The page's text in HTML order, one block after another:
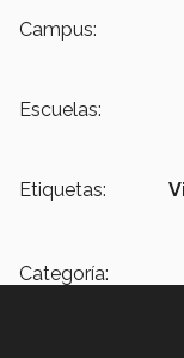
Campus:
Escuelas:
Etiquetas:
Categoría: